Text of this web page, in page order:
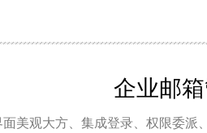
企业邮箱
美观大方、集成登录、权限委派